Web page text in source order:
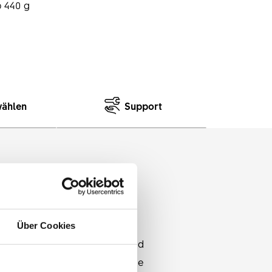
Über Cookies
440 g
Support
anspruchsvollen Cross
eloxierte Finish sind
die SWISS-Legierung und die